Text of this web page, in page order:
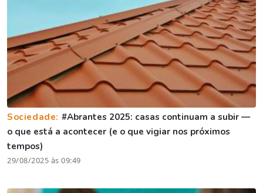
Sociedade: #Abrantes 2025: casas continuam a subir —
o que está a acontecer (e o que vigiar nos próximos
tempos)
29/08/2025 às 09:49